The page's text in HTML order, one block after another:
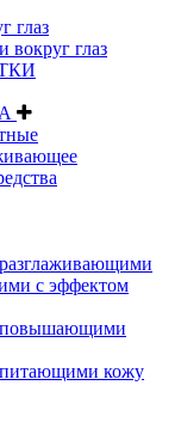
глаз
вокруг глаз
с эффектом
повышающими
питающими кожу